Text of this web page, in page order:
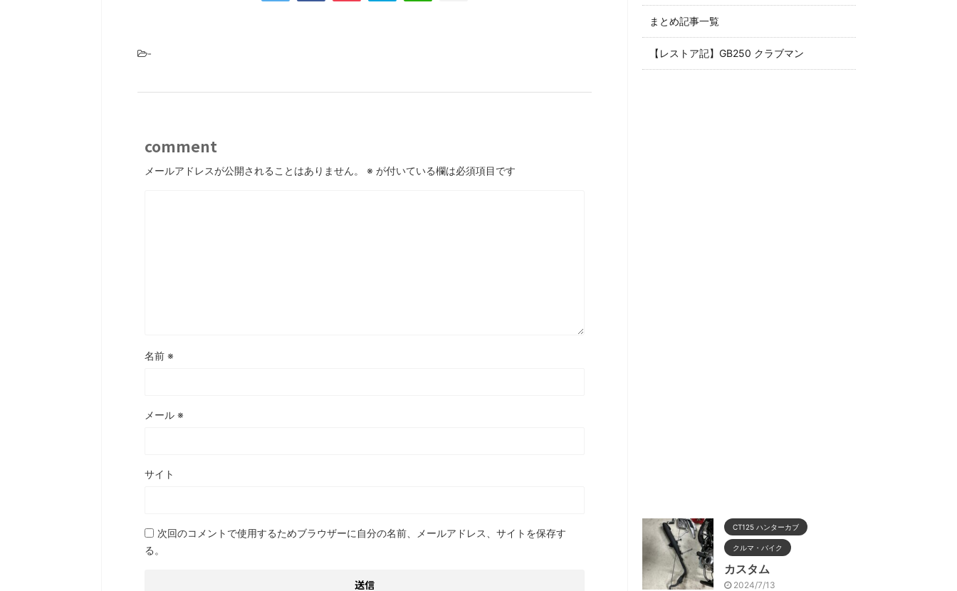
-
comment
メールアドレスが公開されることはありません。 ※ が付いている欄は必須項目です
名前 ※
メール ※
サイト
次回のコメントで使用するためブラウザーに自分の名前、メールアドレス、サイトを保存す
る。
まとめ記事一覧
【レストア記】GB250 クラブマン
CT125 ハンターカブ
クルマ・バイク
カスタム
2024/7/13